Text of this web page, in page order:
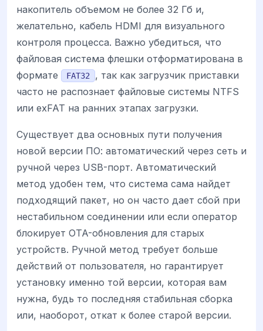
накопитель объемом не более 32 Гб и,
желательно, кабель HDMI для визуального
контроля процесса. Важно убедиться, что
файловая система флешки отформатирована в
формате
FAT32
, так как загрузчик приставки
часто не распознает файловые системы NTFS
или exFAT на ранних этапах загрузки.
Существует два основных пути получения
новой версии ПО: автоматический через сеть и
ручной через USB-порт. Автоматический
метод удобен тем, что система сама найдет
подходящий пакет, но он часто дает сбой при
нестабильном соединении или если оператор
блокирует OTA-обновления для старых
устройств. Ручной метод требует больше
действий от пользователя, но гарантирует
установку именно той версии, которая вам
нужна, будь то последняя стабильная сборка
или, наоборот, откат к более старой версии.